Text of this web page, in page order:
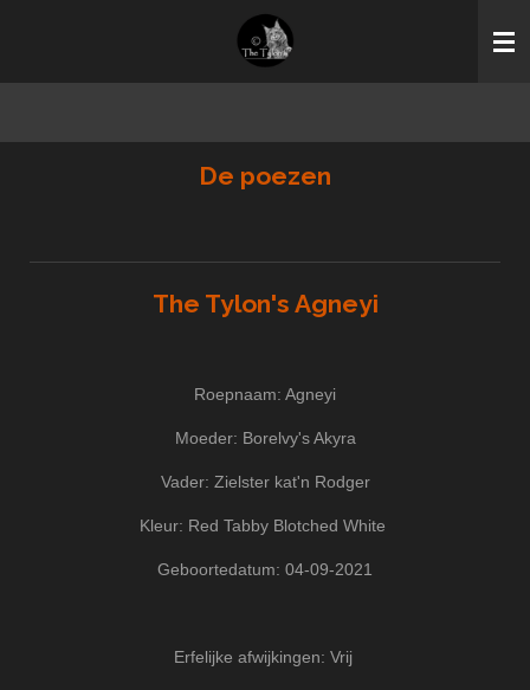
De poezen
The Tylon's Agneyi
Roepnaam: Agneyi
Moeder: Borelvy's Akyra
Vader: Zielster kat'n Rodger
Kleur: Red Tabby Blotched White
Geboortedatum: 04-09-2021
Erfelijke afwijkingen: Vrij